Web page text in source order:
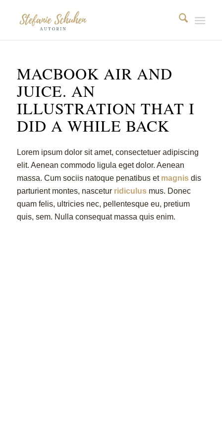
MACBOOK AIR AND
JUICE. AN
ILLUSTRATION THAT I
DID A WHILE BACK
Lorem ipsum dolor sit amet, consectetuer adipiscing
elit. Aenean commodo ligula eget dolor. Aenean
massa. Cum sociis natoque penatibus et magnisdis
parturient montes, nascetur ridiculusmus. Donec
quam felis, ultricies nec, pellentesque eu, pretium
quis, sem. Nulla consequat massa quis enim.